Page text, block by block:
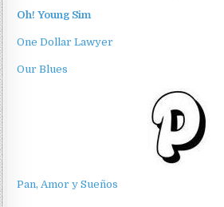
Oh! Young Sim
One Dollar Lawyer
Our Blues
Pan, Amor y Sueños